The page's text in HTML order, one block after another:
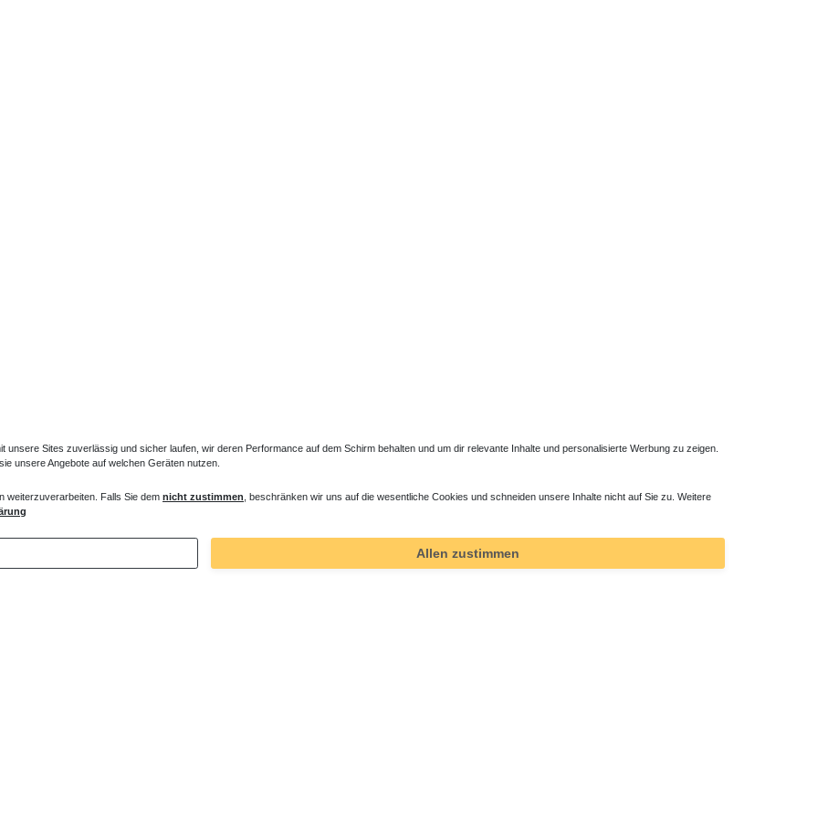
Sites zuverlässig und sicher laufen, wir deren Performance auf dem Schirm behalten und um dir relevante Inhalte und personalisierte Werbung zu zeigen.
unsere Angebote auf welchen Geräten nutzen.
weiterzuverarbeiten. Falls Sie dem nicht zustimmen , beschränken wir uns auf die wesentliche Cookies und schneiden unsere Inhalte nicht auf Sie zu. Weitere
Allen zustimmen